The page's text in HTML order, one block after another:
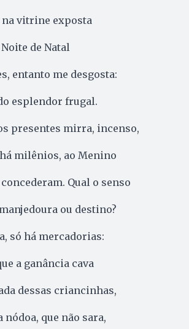
vitrine exposta
de Natal
entanto me desgosta:
esplendor frugal.
presentes mirra, incenso,
milênios, ao Menino
Qual o senso
ou destino?
só há mercadorias:
a ganância cava
dessas criancinhas,
nódoa, que não sara,